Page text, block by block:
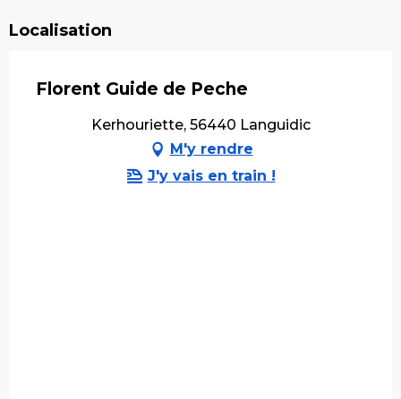
Localisation
Florent Guide de Peche
Kerhouriette, 56440 Languidic
M'y rendre
J'y vais en train !